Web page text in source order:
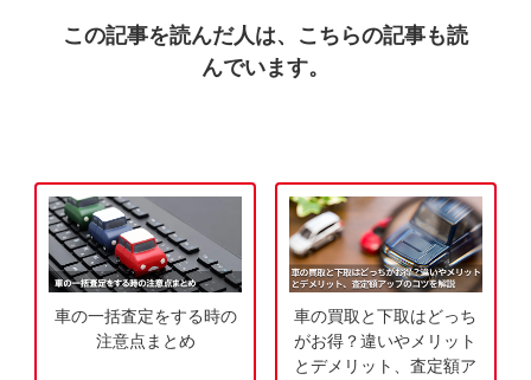
今
料
お
気
この記事を読んだ人は、こちらの記事も読
んでいます。
車の一括査定をする時の
注意点まとめ
車の買取と下取はどっち
がお得？違いやメリット
とデメリット、査定額ア